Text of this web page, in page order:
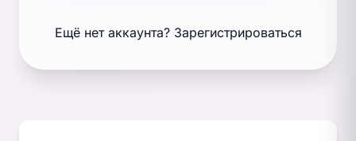
Ещё нет аккаунта? Зарегистрироваться